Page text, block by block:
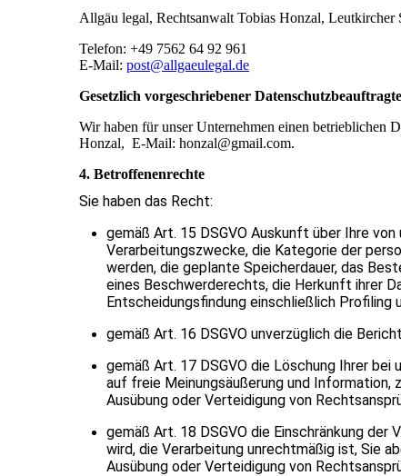
Allgäu legal, Rechtsanwalt Tobias Honzal, Leutkircher
Telefon: +49 7562 64 92 961
E-Mail: post@allgaeulegal.de
Gesetzlich vorgeschriebener
Wir haben für unser Unternehmen einen betrieblichen
Honzal, E-Mail: honzal@gmail.com.
4. Betroffenenrechte
Sie haben das Recht:
gemäß Art. 15 DSGVO Auskunft über Ihre
Verarbeitungszwecke, die Kategorie der
werden, die geplante Speicherdauer, das
eines Beschwerderechts, die Herkunft ihrer
Entscheidungsfindung einschließlich
gemäß Art. 16 DSGVO unverzüglich die
gemäß Art. 17 DSGVO die Löschung Ihrer
auf freie Meinungsäußerung und
Ausübung oder Verteidigung von
gemäß Art. 18 DSGVO die Einschränkung
wird, die Verarbeitung unrechtmäßig ist, Sie
Ausübung oder Verteidigung von